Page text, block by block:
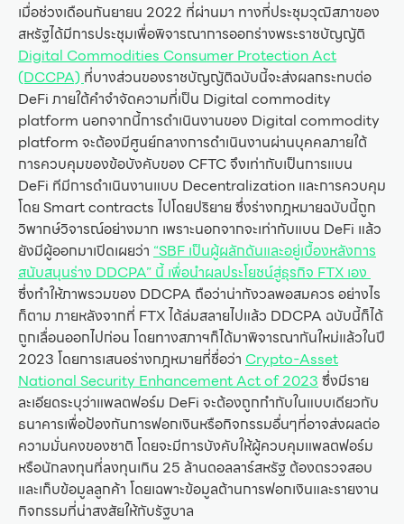
เมื่อช่วงเดือนกันยายน 2022 ที่ผ่านมา ทางที่ประชุมวุฒิสภาของ
สหรัฐได้มีการประชุมเพื่อพิจารณาการออกร่างพระราชบัญญัติ
Digital Commodities Consumer Protection Act
(DCCPA)ที่บางส่วนของราชบัญญัติฉบับนี้จะส่งผลกระทบต่อ
DeFi ภายใต้คำจำจัดความที่เป็น Digital commodity
platform นอกจากนี้การดำเนินงานของ Digital commodity
platform จะต้องมีศูนย์กลางการดำเนินงานผ่านบุคคลภายใต้
การควบคุมของข้อบังคับของ CFTC จึงเท่ากับเป็นการแบน
DeFi ทีมีการดำเนินงานแบบ Decentralization และการควบคุม
โดย Smart contracts ไปโดยปริยาย ซึ่งร่างกฎหมายฉบับนี้ถูก
วิพากษ์วิจารณ์อย่างมาก เพราะนอกจากจะเท่ากับแบน DeFi แล้ว
ยังมีผู้ออกมาเปิดเผยว่า “SBF เป็นผู้ผลักดันและอยู่เบื้องหลังการ
สนับสนุนร่าง DDCPA” นี้ เพื่อนำผลประโยชน์สู่ธุรกิจ FTX เอง
ซึ่งทำให้ภาพรวมของ DDCPA ถือว่าน่ากังวลพอสมควร อย่างไร
ก็ตาม ภายหลังจากที่ FTX ได้ล่มสลายไปแล้ว DDCPA ฉบับนี้ก็ได้
ถูกเลื่อนออกไปก่อน โดยทางสภาฯก็ได้มาพิจารณากันใหม่แล้วในปี
2023 โดยการเสนอร่างกฎหมายที่ชื่อว่า Crypto-Asset
National Security Enhancement Act of 2023ซึ่งมีราย
ละเอียดระบุว่าแพลตฟอร์ม DeFi จะต้องถูกกำกับในแบบเดียวกับ
ธนาคารเพื่อป้องกันการฟอกเงินหรือกิจกรรมอื่นๆที่อาจส่งผลต่อ
ความมั่นคงของชาติ โดยจะมีการบังคับให้ผู้ควบคุมแพลตฟอร์ม
หรือนักลงทุนที่ลงทุนเกิน 25 ล้านดอลลาร์สหรัฐ ต้องตรวจสอบ
และเก็บข้อมูลลูกค้า โดยเฉพาะข้อมูลต้านการฟอกเงินและรายงาน
กิจกรรมที่น่าสงสัยให้กับรัฐบาล